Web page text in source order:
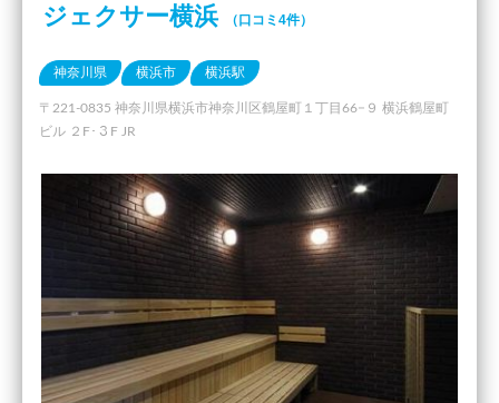
ジェクサー横浜 （口コミ4件）
神奈川県 横浜市 横浜駅
〒221-0835 神奈川県横浜市神奈川区鶴屋町１丁目66−９ 横浜鶴屋町
ビル ２F･３F JR